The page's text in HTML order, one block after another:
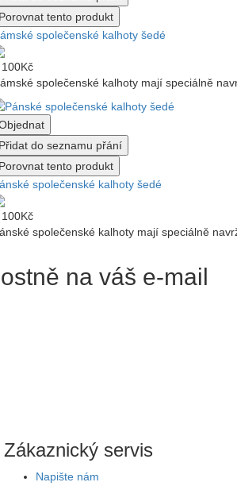
Porovnat tento produkt
společenské kalhoty šedé
společenské kalhoty mají speciálně
Přidat do seznamu přání
Porovnat tento produkt
společenské kalhoty šedé
společenské kalhoty mají speciálně
na váš e-mail
Zákaznický servis
Napište nám